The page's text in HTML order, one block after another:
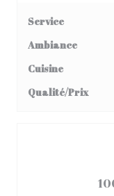
Service
Ambiance
Cuisine
Qualité/Prix